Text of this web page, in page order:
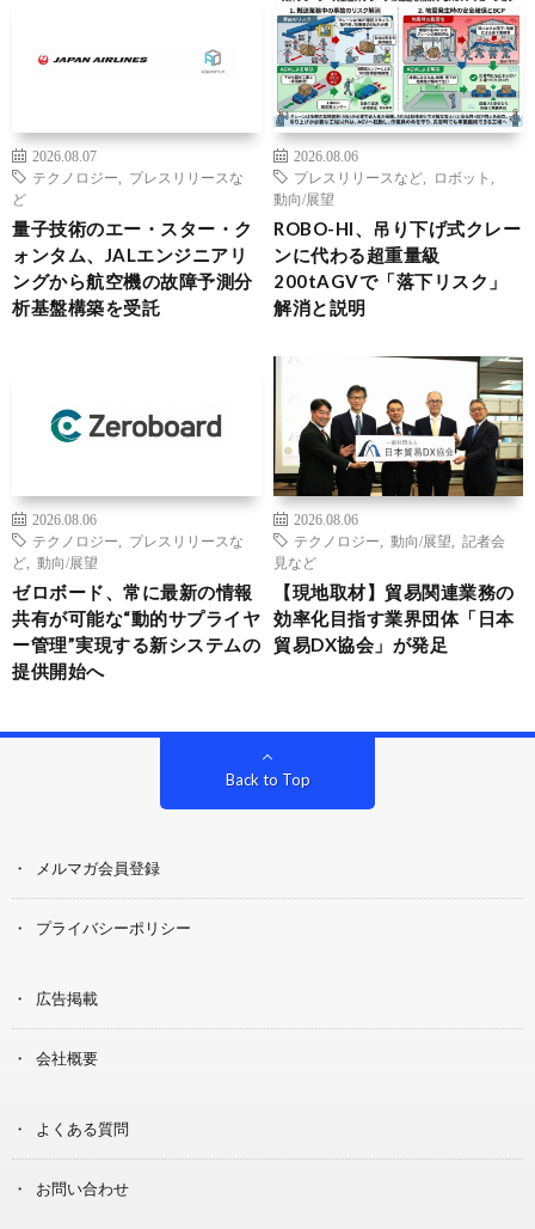
2026.08.07
テクノロジー
プレスリリースな
ど
量子技術のエー・スター・ク
ォンタム、JALエンジニアリ
ングから航空機の故障予測分
析基盤構築を受託
2026.08.06
プレスリリースなど
ロボット
動向/展望
ROBO-HI、吊り下げ式クレー
ンに代わる超重量級
200tAGVで「落下リスク」
解消と説明
2026.08.06
テクノロジー
プレスリリースな
ど
動向/展望
ゼロボード、常に最新の情報
共有が可能な“動的サプライヤ
ー管理”実現する新システムの
提供開始へ
2026.08.06
テクノロジー
動向/展望
記者会
見など
【現地取材】貿易関連業務の
効率化目指す業界団体「日本
貿易DX協会」が発足
Back to Top
メルマガ会員登録
プライバシーポリシー
広告掲載
会社概要
よくある質問
お問い合わせ